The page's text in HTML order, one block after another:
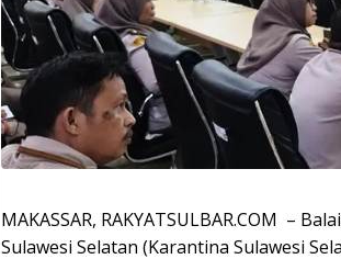
MAKASSAR, RAKYATSULBAR.COM –
Sulawesi Selatan (Karantina Sulawesi